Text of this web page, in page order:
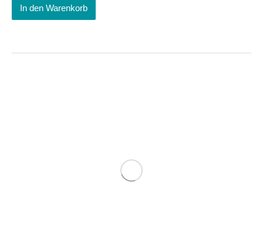
In den Warenkorb